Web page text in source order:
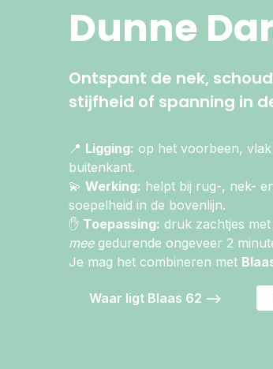
Dunne
Ontspant de nek,
stijfheid of spanning in
📍 Ligging: op het voorbeen,
buitenkant.
💫 Werking: helpt bij rug-, nek-
soepelheid in de bovenlijn.
✋ Toepassing: druk zachtjes
meegedurende ongeveer 2
Je mag het combineren met
Waar ligt Blaas 62 -->